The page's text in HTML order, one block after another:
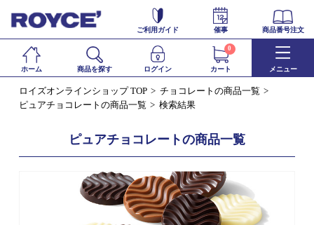
ご利用ガイド 催事 商品番号注文
ホーム 商品を探す ログイン カート
0
メニュー
ロイズオンラインショップ TOP
チョコレートの商品一覧
ピュアチョコレートの商品一覧
検索結果
ピュアチョコレートの商品一覧